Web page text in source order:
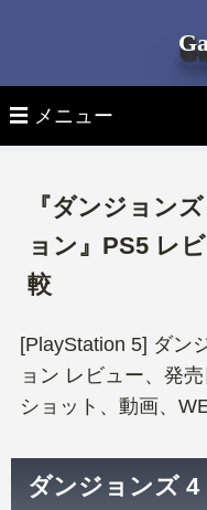
☰ メニュー
全ゲームソフト発売
PS5ゲームソフト
PS4ゲームソフト
Switchゲームソフト
Xbox Seriesゲームソ
▽ 機種別ゲームソフト
全機種 新作ゲーム
PlayStation 5 新作ゲ
PlayStation 4 新作ゲ
Nintendo Switch 新作
▽ ゲーム機 本体
最新ゲーム機 本体
PlayStation 5本体
PlayStation 4本体
▽ ゲームソフトを探す
タイトル検索
ジャンルタグより探す
『ダンジョン
ョン』PS5 レ
較
[PlayStation 5] ダン
ョン レビュー、発
ショット、動画、
ダンジョンズ